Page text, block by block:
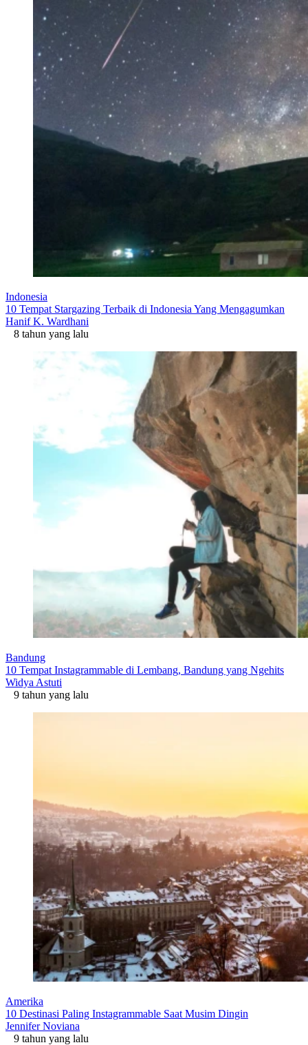
Indonesia
10 Tempat Stargazing Terbaik di Indonesia Yang Mengagumkan
Hanif K. Wardhani
8 tahun yang lalu
Bandung
10 Tempat Instagrammable di Lembang, Bandung yang Ngehits
Widya Astuti
9 tahun yang lalu
Amerika
10 Destinasi Paling Instagrammable Saat Musim Dingin
Jennifer Noviana
9 tahun yang lalu